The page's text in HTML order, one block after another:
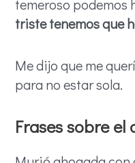
temeroso podemos
triste tenemos que
Me dijo que me
para no estar sola.
Frases sobre el